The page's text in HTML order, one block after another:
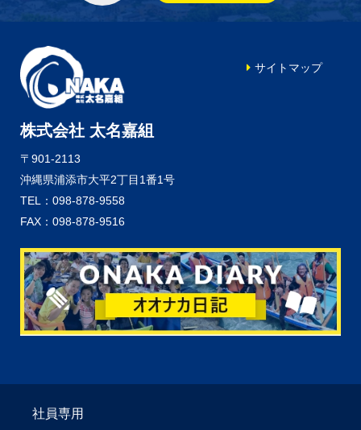
株式会社 太名嘉組
〒901-2113
沖縄県浦添市大平2丁目1番1号
TEL：098-878-9558
FAX：098-878-9516
サイトマップ
社員専用